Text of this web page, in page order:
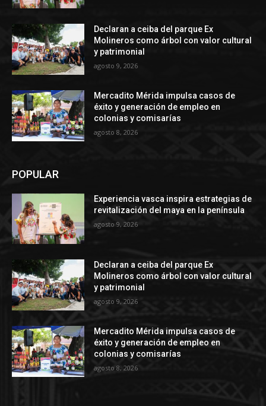
Declaran a ceiba del parque Ex
Molineros como árbol con valor cultural
y patrimonial
agosto 9, 2026
Mercadito Mérida impulsa casos de
éxito y generación de empleo en
colonias y comisarías
agosto 8, 2026
POPULAR
Experiencia vasca inspira estrategias de
revitalización del maya en la península
agosto 9, 2026
Declaran a ceiba del parque Ex
Molineros como árbol con valor cultural
y patrimonial
agosto 9, 2026
Mercadito Mérida impulsa casos de
éxito y generación de empleo en
colonias y comisarías
agosto 8, 2026